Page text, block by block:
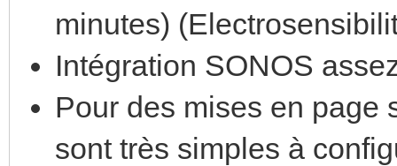
minutes)
Intégration SONOS
Pour des mises en page
sont très simples à